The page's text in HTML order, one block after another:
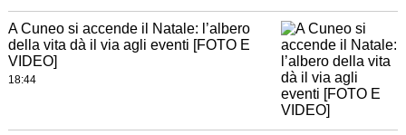
A Cuneo si accende il Natale: l’albero
della vita dà il via agli eventi [FOTO E
VIDEO]
18:44